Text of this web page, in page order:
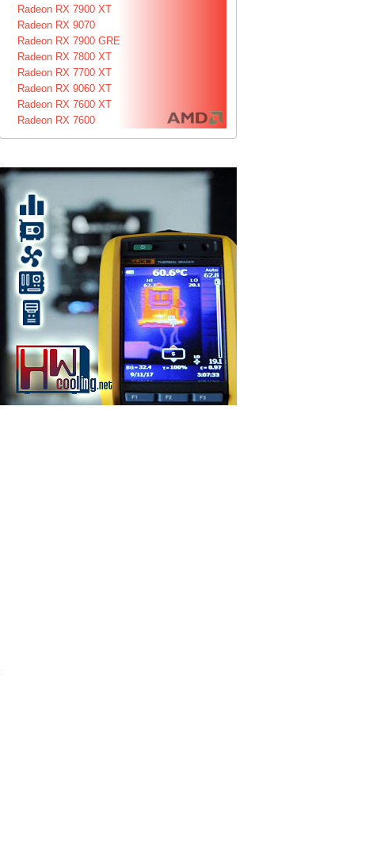
Radeon RX 7900 XT
Radeon RX 9070
Radeon RX 7900 GRE
Radeon RX 7800 XT
Radeon RX 7700 XT
Radeon RX 9060 XT
Radeon RX 7600 XT
Radeon RX 7600